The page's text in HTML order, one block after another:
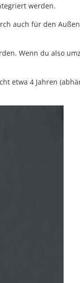
werden.
auch für den
Wenn du also
etwa 4 Jahren